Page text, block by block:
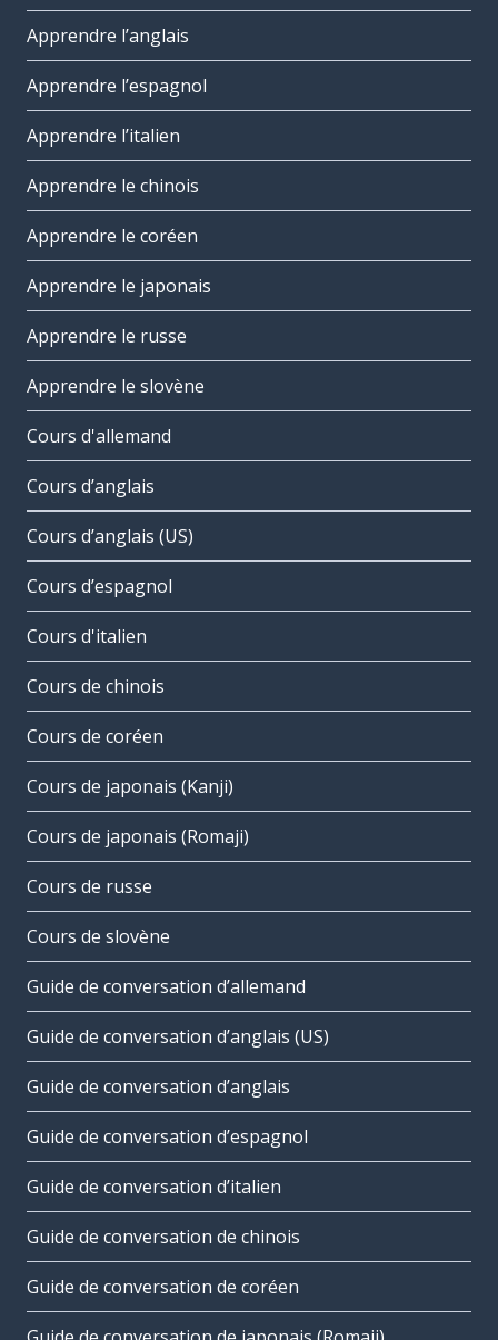
Apprendre l’anglais
Apprendre l’espagnol
Apprendre l’italien
Apprendre le chinois
Apprendre le coréen
Apprendre le japonais
Apprendre le russe
Apprendre le slovène
Cours d'allemand
Cours d’anglais
Cours d’anglais (US)
Cours d’espagnol
Cours d'italien
Cours de chinois
Cours de coréen
Cours de japonais (Kanji)
Cours de japonais (Romaji)
Cours de russe
Cours de slovène
Guide de conversation d’allemand
Guide de conversation d’anglais (US)
Guide de conversation d’anglais
Guide de conversation d’espagnol
Guide de conversation d’italien
Guide de conversation de chinois
Guide de conversation de coréen